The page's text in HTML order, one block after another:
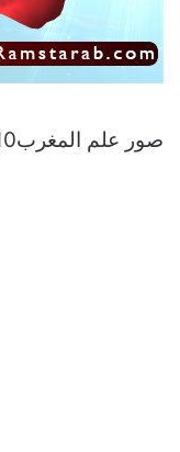
صور علم المغرب10